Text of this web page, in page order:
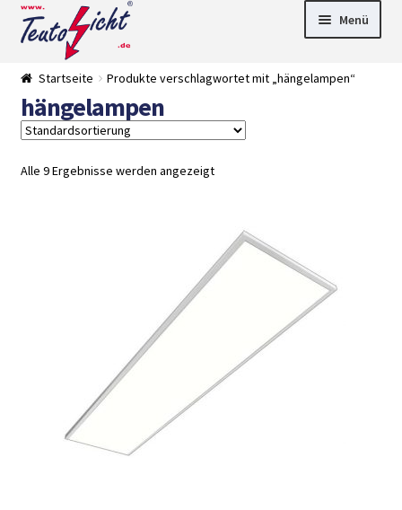
Zur
Navigation
springen
Springe
zum
Menü
► LED Panel
►
Startseite Produkte verschlagwortet mit „hängelampen“
hängelampen
Alle 9 Ergebnisse werden angezeigt